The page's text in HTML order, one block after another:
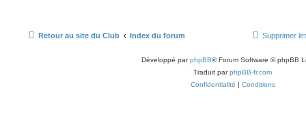
Retour au site du Club Index du forum Supprimer
Développé parphpBB® Forum Software © phpBB
Traduit parphpBB-fr.com
Confidentialité | Conditions